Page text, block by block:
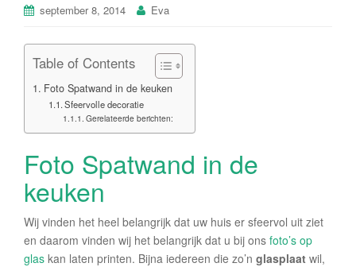
september 8, 2014 Eva
Table of Contents
Foto Spatwand in de keuken
Sfeervolle decoratie
Gerelateerde berichten:
Foto Spatwand in de
keuken
Wij vinden het heel belangrijk dat uw huis er sfeervol uit ziet
en daarom vinden wij het belangrijk dat u bij ons foto’s op
glas kan laten printen. Bijna iedereen die zo’n glasplaat wil,